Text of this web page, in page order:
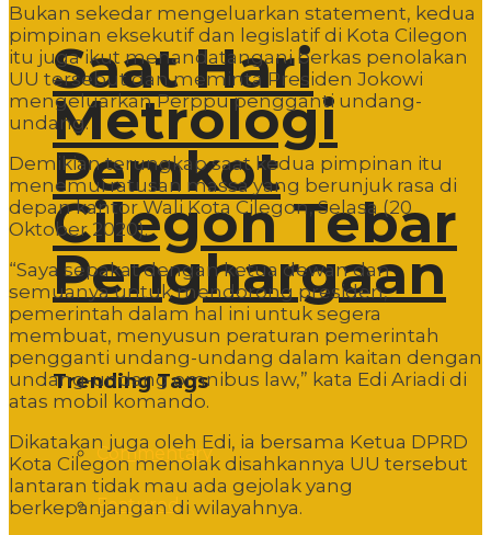
Saat Hari
Metrologi
Pemkot
Cilegon Tebar
Penghargaan
Trending Tags
Commentary
Featured
Bukan sekedar mengeluarkan statement, kedua
pimpinan eksekutif dan legislatif di Kota Cilegon
itu juga ikut menandatangani berkas penolakan
UU tersebut dan meminta Presiden Jokowi
mengeluarkan Perppu pengganti undang-
undang.
Demikian terungkap saat kedua pimpinan itu
menemui ratusan massa yang berunjuk rasa di
depan kantor Wali Kota Cilegon, Selasa (20
Oktober 2020).
“Saya sepakat dengan ketua dewan dan
semuanya untuk mendorong presiden,
pemerintah dalam hal ini untuk segera
membuat, menyusun peraturan pemerintah
pengganti undang-undang dalam kaitan dengan
undang-undang omnibus law,” kata Edi Ariadi di
atas mobil komando.
Dikatakan juga oleh Edi, ia bersama Ketua DPRD
Kota Cilegon menolak disahkannya UU tersebut
lantaran tidak mau ada gejolak yang
berkepanjangan di wilayahnya.